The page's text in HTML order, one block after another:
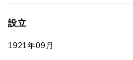
設立
1921年09月